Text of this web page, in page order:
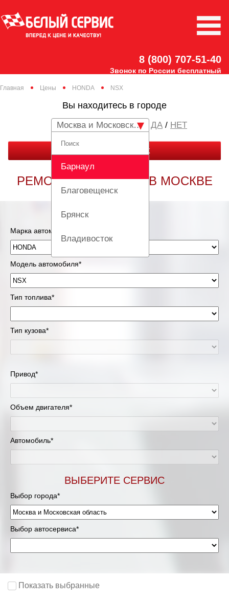
8 (800) 707-51-40
Звонок по России бесплатный
Главная Цены HONDA NSX
Вы находитесь в городе
Москва и Московская область
Барнаул
Благовещенск
Брянск
Владивосток
Вологда
Екатеринбург
Красноярск
Липецк
Москва и Московская область
Мурманск
Нижневартовск
Нижний Новгород
Новосибирск
/ НЕТ
ЗАКАЗАТЬ ЗВОНОК
РЕМОНТ HONDA NSX В МОСКВЕ
Марка автомобиля*
Модель автомобиля*
Тип топлива*
Тип кузова*
Привод*
Объем двигателя*
Автомобиль*
ВЫБЕРИТЕ СЕРВИС
Выбор города*
Выбор автосервиса*
Показать выбранные